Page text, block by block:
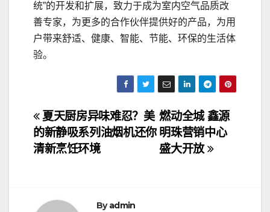
统”的开发和扩展，致力于成为室内空气品质改
善专家，为更多的合作伙伴提供好的产品，为用
户带来舒适、健康、智能、节能、环保的生活体
验。
文
章
航
燃动全城 鑫源
明珠营销中心
盛大开放
夏天厨房异味难忍？美
的新静吸系列油烟机还你
清新烹饪环境
Byadmin